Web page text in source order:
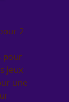
2
pour
jeux
une